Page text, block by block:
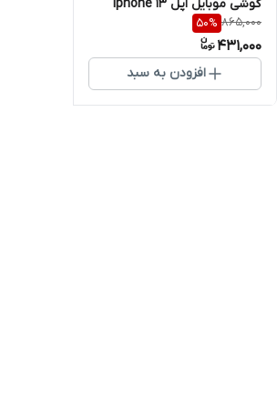
گوشی موبایل اپل Iphone 13
ProMax
865,000
50%
431,000
افزودن به سبد